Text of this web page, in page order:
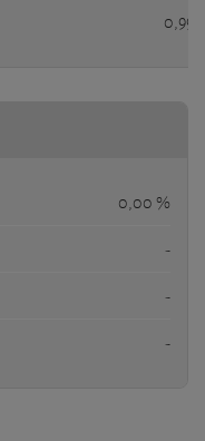
0,99
0,00 %
-
-
-